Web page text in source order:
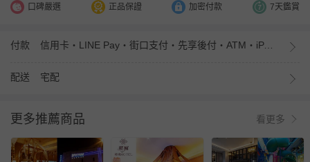
口碑嚴選 正品保證 加密付款 7天鑑賞
付款 信用卡・LINE Pay・街口支付・先享後付・ATM・iPASS MONEY
配送 宅配
更多推薦商品 看更多